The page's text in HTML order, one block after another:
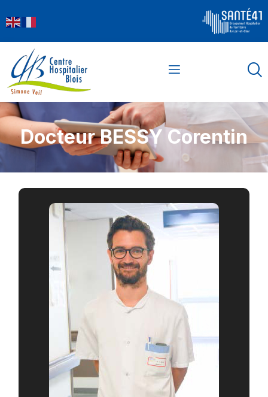
Docteur BESSY Corentin